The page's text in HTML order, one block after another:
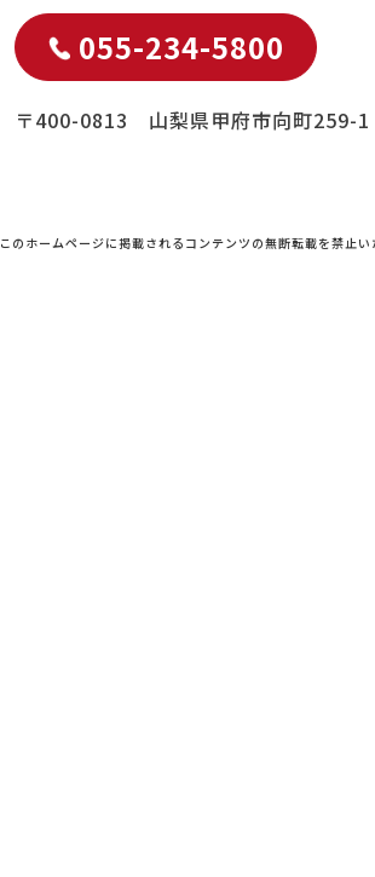
055-234-5800
〒400-0813 山梨県甲府市向町259-1
このホームページに掲載されるコンテンツの無断転載を禁止い